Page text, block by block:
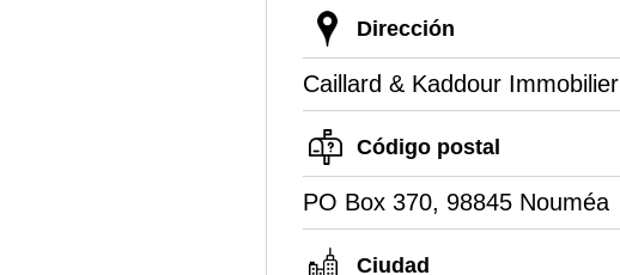
Dirección
Caillard & Kaddour Immobilier
Código postal
PO Box 370, 98845 Nouméa
Ciudad